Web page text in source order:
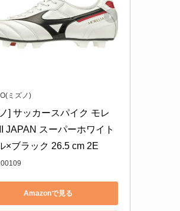
ミズノ)
] サッカースパイク モレ
JAPAN スーパーホワイト
×ブラック 26.5 cm 2E
Amazonで見る